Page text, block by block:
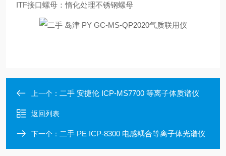
ITF接口螺母：惰化处理不锈钢螺母
上一个： 二手 安捷伦 ICP-MS7700 等离子体质谱仪
返回列表
下一个： 二手 PE ICP-8300 电感耦合等离子体光谱仪